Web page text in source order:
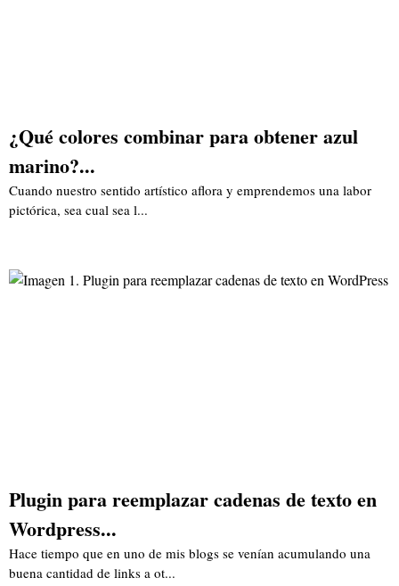
¿Qué colores combinar para obtener azul
marino?...
Cuando nuestro sentido artístico aflora y emprendemos una labor
pictórica, sea cual sea l...
Plugin para reemplazar cadenas de texto en
Wordpress...
Hace tiempo que en uno de mis blogs se venían acumulando una
buena cantidad de links a ot...